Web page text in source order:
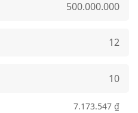
7.173.547 ₫